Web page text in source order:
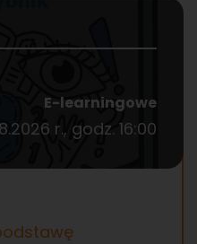
E-learningowe
r., godz. 16:00